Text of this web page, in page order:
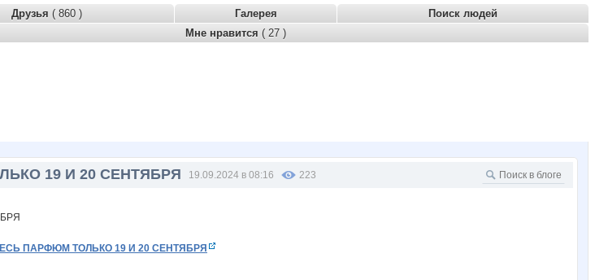
Друзья ( 860 ) Галерея
Поиск людей
Мне нравится ( 27 )
19 И 20 СЕНТЯБРЯ 19.09.2024 в 08:16 223
ПАРФЮМ ТОЛЬКО 19 И 20 СЕНТЯБРЯ